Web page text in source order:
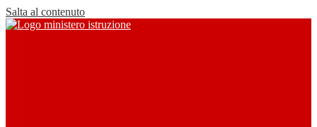
Salta al contenuto